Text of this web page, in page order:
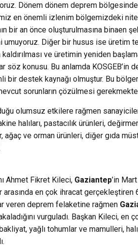
Dönem dönem deprem
en önemli izlenim bölgemizdeki
bir an önce oluşturulmasına binaen
Diğer bir husus ise üretim
ve üretimin yeniden
söz konusu. Bu anlamda KOSGEB’in
bir destek kaynağı olmuştur. Bu
sorunların çözülmesi
olumsuz etkilere rağmen
halıları, pastacılık ürünleri,
ağaç ve orman ürünleri, diğer gıda
Ahmet Fikret Kileci, Gaziantep’in
arasında en çok ihracat
veren deprem felaketine rağmen
vurguladı. Başkan Kileci,
yağlı tohumlar ve mamulleri,